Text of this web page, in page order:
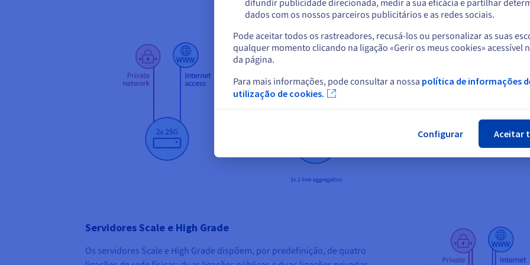
Servidores Advance
Os servidores da gama
uma pública. A tecnologia
rede físicas à rede
Gbps graças aos
tecnologia OVHcloud Link
Servidores Scale e High Grade
Os servidores Scale e High Grade dispõem, por predefinição, de quatro
Selecionar outro website
difundir publicidade direcionada, medir a sua eficácia e partilhar
dados com os nossos parceiros publicitários e as redes sociais.
Pode aceitar todos os rastreadores, recusá-los ou personalizar as suas
qualquer momento clicando na ligação «Gerir os meus cookies» acessível
da página.
Para mais informações, pode consultar a nossa política de informações
utilização de cookies.
Configurar Aceitar